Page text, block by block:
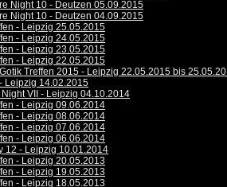
Night 10 - Deutzen 05.09.2015
Night 10 - Deutzen 04.09.2015
- Leipzig 25.05.2015
- Leipzig 24.05.2015
- Leipzig 23.05.2015
- Leipzig 22.05.2015
Treffen 2015 - Leipzig 22.05.2015 bis
Leipzig 14.02.2015
VII - Leipzig 04.10.2014
- Leipzig 09.06.2014
- Leipzig 08.06.2014
- Leipzig 07.06.2014
- Leipzig 06.06.2014
12 - Leipzig 10.01.2014
- Leipzig 20.05.2013
- Leipzig 19.05.2013
- Leipzig 18.05.2013